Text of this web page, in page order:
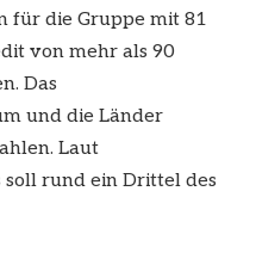
für die Gruppe mit 81
von mehr als 90
Das
und die Länder
Laut
rund ein Drittel des